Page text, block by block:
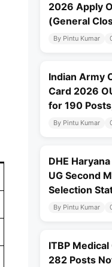
2026 Apply
(General
By Pintu Kumar
Indian Army
Card 2026
for 190
By Pintu Kumar
DHE
UG Second
Selection
By Pintu Kumar
ITBP
282 Posts